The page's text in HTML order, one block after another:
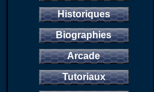
Historiques
Biographies
Arcade
Tutoriaux